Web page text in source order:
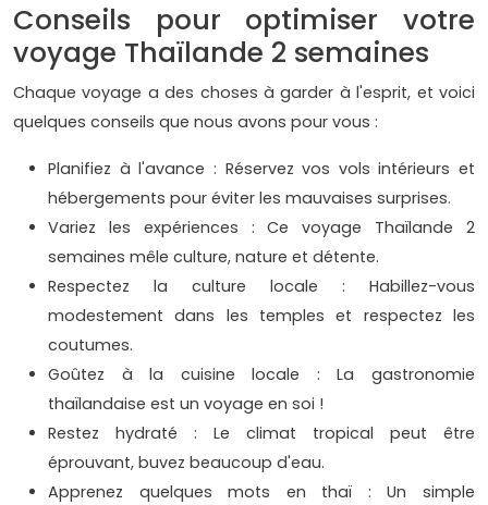
Conseils pour optimiser votre
voyage Thaïlande 2 semaines
Chaque voyage a des choses à garder à l'esprit, et voici
quelques conseils que nous avons pour vous :
Planifiez à l'avance : Réservez vos vols intérieurs et
hébergements pour éviter les mauvaises surprises.
Variez les expériences : Ce voyage Thaïlande 2
semaines mêle culture, nature et détente.
Respectez la culture locale : Habillez-vous
modestement dans les temples et respectez les
coutumes.
Goûtez à la cuisine locale : La gastronomie
thaïlandaise est un voyage en soi !
Restez hydraté : Le climat tropical peut être
éprouvant, buvez beaucoup d'eau.
Apprenez quelques mots en thaï : Un simple